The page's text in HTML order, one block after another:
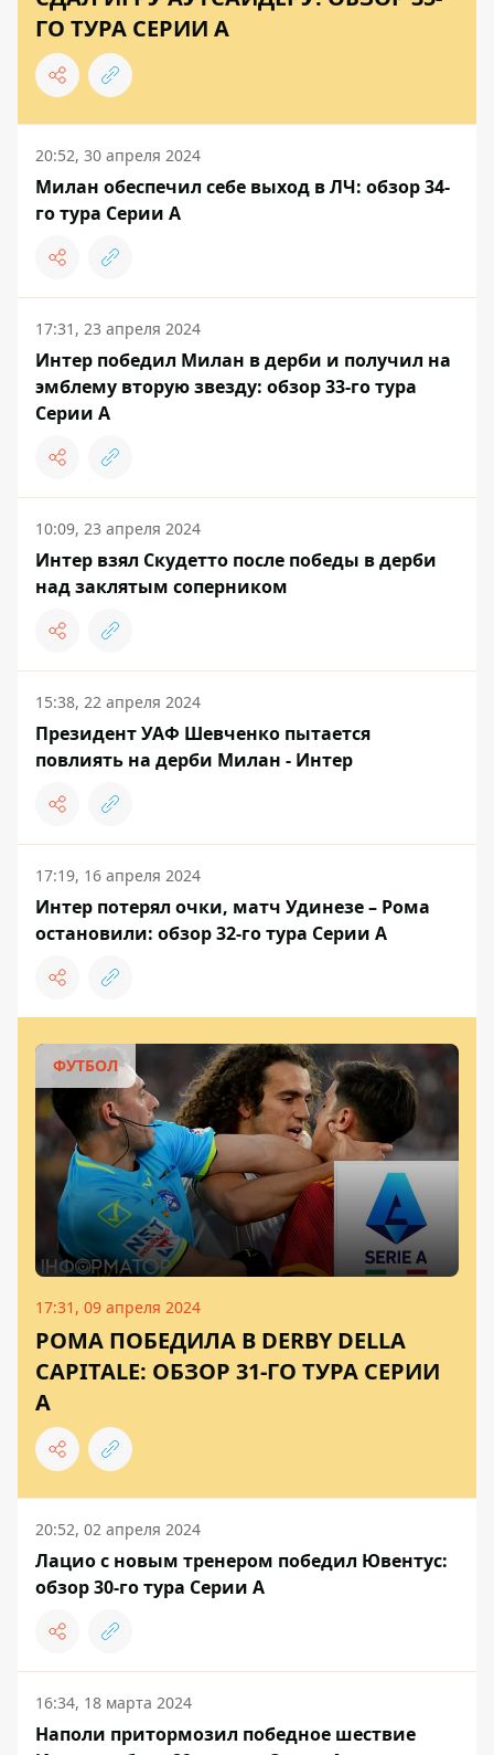
ГО ТУРА СЕРИИ А
20:52, 30 апреля 2024
Милан обеспечил себе выход в ЛЧ: обзор 34-
го тура Серии А
17:31, 23 апреля 2024
Интер победил Милан в дерби и получил на
эмблему вторую звезду: обзор 33-го тура
Серии А
10:09, 23 апреля 2024
Интер взял Скудетто после победы в дерби
над заклятым соперником
15:38, 22 апреля 2024
Президент УАФ Шевченко пытается
повлиять на дерби Милан - Интер
17:19, 16 апреля 2024
Интер потерял очки, матч Удинезе – Рома
остановили: обзор 32-го тура Серии А
ФУТБОЛ
17:31, 09 апреля 2024
РОМА ПОБЕДИЛА В DERBY DELLA
CAPITALE: ОБЗОР 31-ГО ТУРА СЕРИИ
А
20:52, 02 апреля 2024
Лацио с новым тренером победил Ювентус:
обзор 30-го тура Серии А
16:34, 18 марта 2024
Наполи притормозил победное шествие